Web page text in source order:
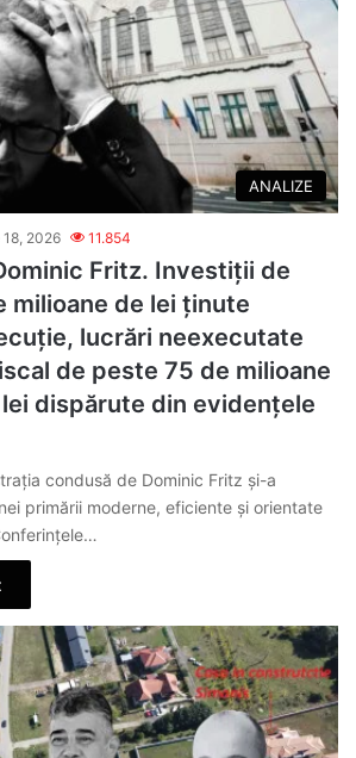
ANALIZE
2026 11.854
Fritz. Investiții de
milioane de lei ținute
lucrări neexecutate
de peste 75 de milioane
dispărute din evidențele
condusă de Dominic Fritz și-a
primării moderne, eficiente și orientate